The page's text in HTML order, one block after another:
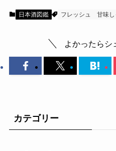
日本酒図鑑 フレッシュ 甘味し
よかったらシ
カテゴリー